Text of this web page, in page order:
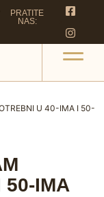
PRATITE
NAS:
U 40-IMA I 50-
50-IMA